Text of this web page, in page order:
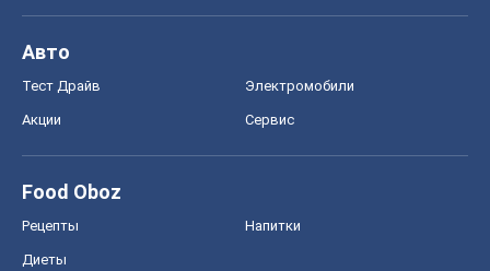
Авто
Тест Драйв Электромобили
Акции Сервис
Food Oboz
Рецепты Напитки
Диеты